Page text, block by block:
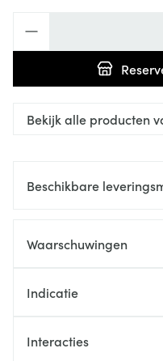
Bekijk alle producten
Beschikbare
Waarschuwingen
Indicatie
Interacties